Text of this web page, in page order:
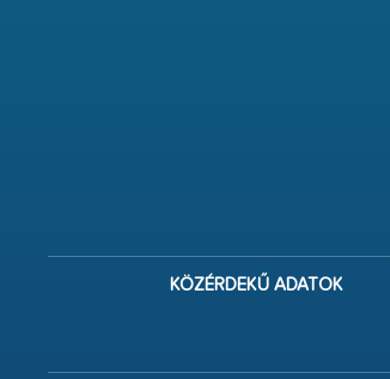
KÖZÉRDEKŰ ADATOK